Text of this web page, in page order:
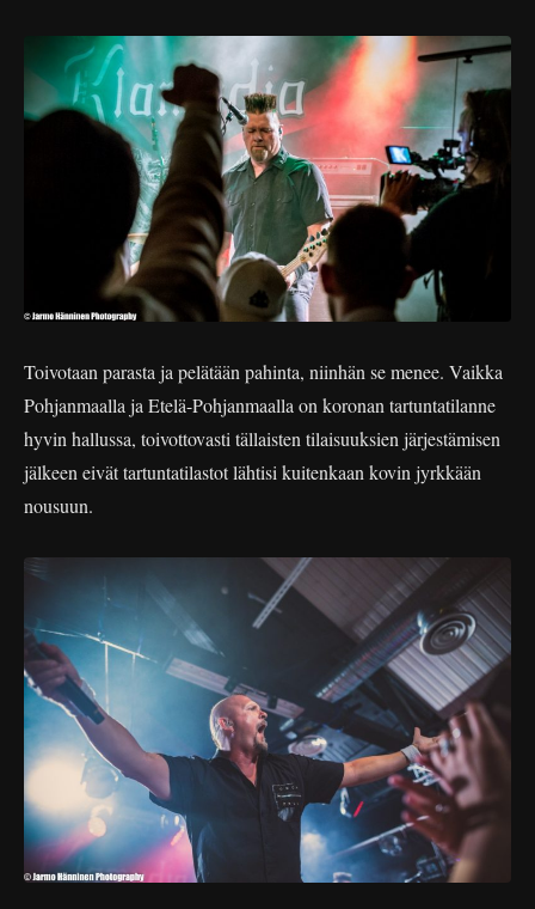
Toivotaan parasta ja pelätään pahinta, niinhän se menee. Vaikka
Pohjanmaalla ja Etelä-Pohjanmaalla on koronan tartuntatilanne
hyvin hallussa, toivottovasti tällaisten tilaisuuksien järjestämisen
jälkeen eivät tartuntatilastot lähtisi kuitenkaan kovin jyrkkään
nousuun.